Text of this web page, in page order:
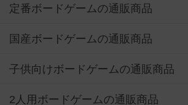
定番ボードゲームの通販商品
国産ボードゲームの通販商品
子供向けボードゲームの通販商品
2人用ボードゲームの通販商品